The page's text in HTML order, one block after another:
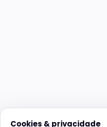
Cookies & privacidade